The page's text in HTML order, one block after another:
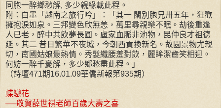
同胞一醉鄉愁解, 多少親緣載此程。
附：白墨「越南之旅行吟」：「其一 闊別胞兄卅五年，狂歡
擁抱淚如泉。三邦變色欣無恙，萬里尋親樂不眠。劫後重逢
人已老，醉中共飲夢長圓。盧家血脈非池物，昆仲良才祖德
延。其二 昔日繁華不夜城，今朝西貢換新名。故園景物尤親
切，南國姑娘最熱情。秀髮纖腰羞對飲，麗眸潔齒笑相迎。
何妨一醉千憂解，多少鄉愁盡此程。」
（詩壇471期16.01.09華僑新報第935期）
蝶戀花
──敬賀薛世祺老師百歲大壽之喜